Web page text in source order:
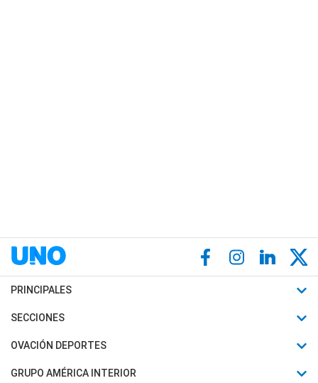
PRINCIPALES
Últimas Noticias
Política
SECCIONES
Horóscopo
Motores
OVACIÓN DEPORTES
Fútbol
GRUPO AMÉRICA INTERIOR